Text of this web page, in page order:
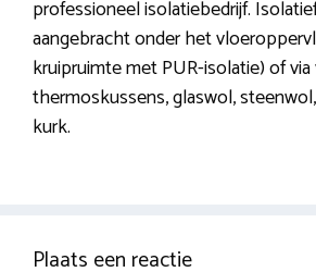
professioneel isolatiebedrijf.
aangebracht onder het
kruipruimte met PUR-isolatie) of via
thermoskussens, glaswol,
kurk.
Plaats een reactie